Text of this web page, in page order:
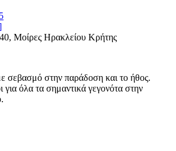
Μοίρες Ηρακλείου Κρήτης
σεβασμό στην παράδοση και το ήθος.
όλα τα σημαντικά γεγονότα στην